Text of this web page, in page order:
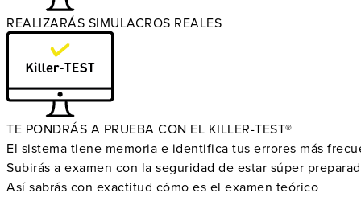
REALIZARÁS SIMULACROS REALES
TE PONDRÁS A PRUEBA CON EL KILLER-TEST®
El sistema tiene memoria e identifica tus errores más
Subirás a examen con la seguridad de estar súper
Así sabrás con exactitud cómo es el examen teórico